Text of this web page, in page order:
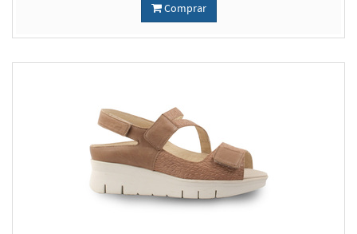
Comprar